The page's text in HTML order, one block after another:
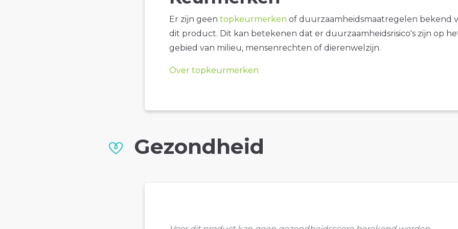
Er zijn geen topkeurmerken of duurzaamheidsmaatregelen bekend
dit product. Dit kan betekenen dat er duurzaamheidsrisico's zijn op
gebied van milieu, mensenrechten of dierenwelzijn.
Over topkeurmerken
Gezondheid